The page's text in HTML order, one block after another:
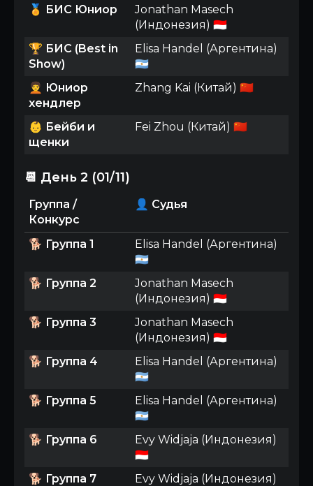
🏅 БИС Юниор
Jonathan Masech
(Индонезия) 🇮🇩
🏆 БИС (Best in
Show)
Elisa Handel (Аргентина)
🇦🇷
🧑‍🦱 Юниор
хендлер
Zhang Kai (Китай) 🇨🇳
👶 Бейби и
щенки
Fei Zhou (Китай) 🇨🇳
📆 День 2 (01/11)
Группа /
Конкурс
👤 Судья
🐕 Группа 1
Elisa Handel (Аргентина)
🇦🇷
🐕 Группа 2
Jonathan Masech
(Индонезия) 🇮🇩
🐕 Группа 3
Jonathan Masech
(Индонезия) 🇮🇩
🐕 Группа 4
Elisa Handel (Аргентина)
🇦🇷
🐕 Группа 5
Elisa Handel (Аргентина)
🇦🇷
🐕 Группа 6
Evy Widjaja (Индонезия)
🇮🇩
🐕 Группа 7
Evy Widjaja (Индонезия)